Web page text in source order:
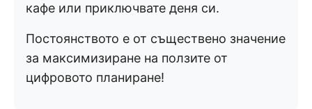
кафе или приключвате деня си.
Постоянството е от съществено значение
за максимизиране на ползите от
цифровото планиране!